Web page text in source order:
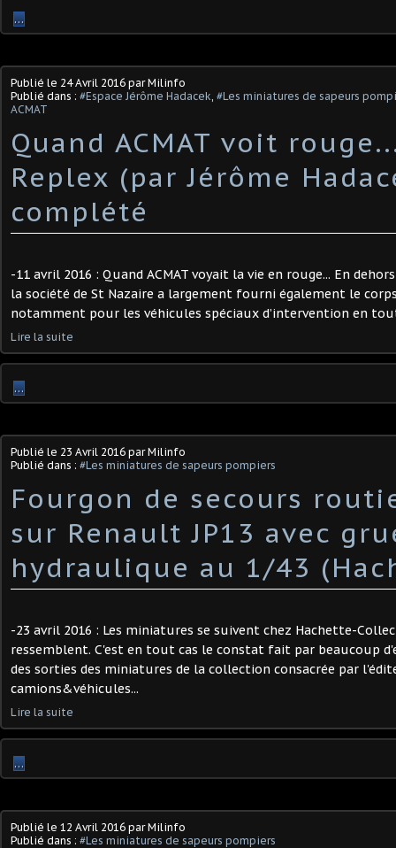
…
Publié le 24 Avril 2016 par Milinfo
Publié dans : #Espace Jérôme Hadacek, #Les miniatures de sapeurs
ACMAT
Quand ACMAT voit
Replex (par Jérôme
complété
-11 avril 2016 : Quand ACMAT voyait la vie en rouge... En
la société de St Nazaire a largement fourni également le
notamment pour les véhicules spéciaux d’intervention en
Lire la suite
…
Publié le 23 Avril 2016 par Milinfo
Publié dans : #Les miniatures de sapeurs pompiers
Fourgon de secours
sur Renault JP13 avec
hydraulique au 1/43
-23 avril 2016 : Les miniatures se suivent chez Hachette-
ressemblent. C'est en tout cas le constat fait par beaucoup
des sorties des miniatures de la collection consacrée par
camions&véhicules...
Lire la suite
…
Publié le 12 Avril 2016 par Milinfo
Publié dans : #Les miniatures de sapeurs pompiers